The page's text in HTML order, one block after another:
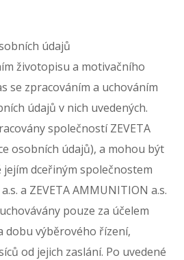
údajů
životopisu a motivačního
se zpracováním a uchováním
údajů v nich uvedených.
společností ZEVETA
osobních údajů), a mohou být
dceřiným společnostem
a ZEVETA AMMUNITION a.s.
pouze za účelem
dobu výběrového řízení,
od jejich zaslání. Po uvedené